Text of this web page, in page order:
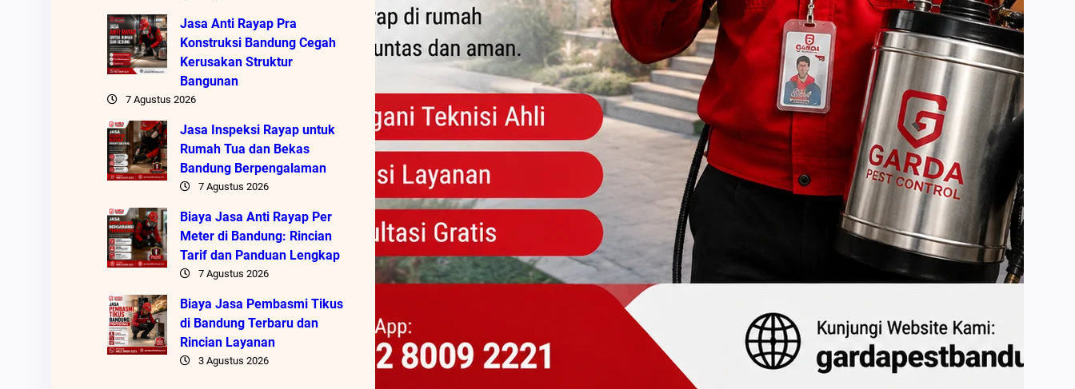
Jasa Anti Rayap Pra
Konstruksi Bandung Cegah
Kerusakan Struktur
Bangunan
7 Agustus 2026
Jasa Inspeksi Rayap untuk
Rumah Tua dan Bekas
Bandung Berpengalaman
7 Agustus 2026
Biaya Jasa Anti Rayap Per
Meter di Bandung: Rincian
Tarif dan Panduan Lengkap
7 Agustus 2026
Biaya Jasa Pembasmi Tikus
di Bandung Terbaru dan
Rincian Layanan
3 Agustus 2026